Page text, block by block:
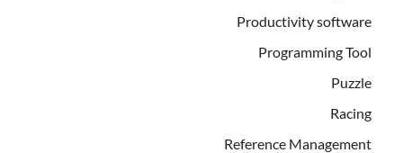
Productivity software
Programming Tool
Puzzle
Racing
Reference Management